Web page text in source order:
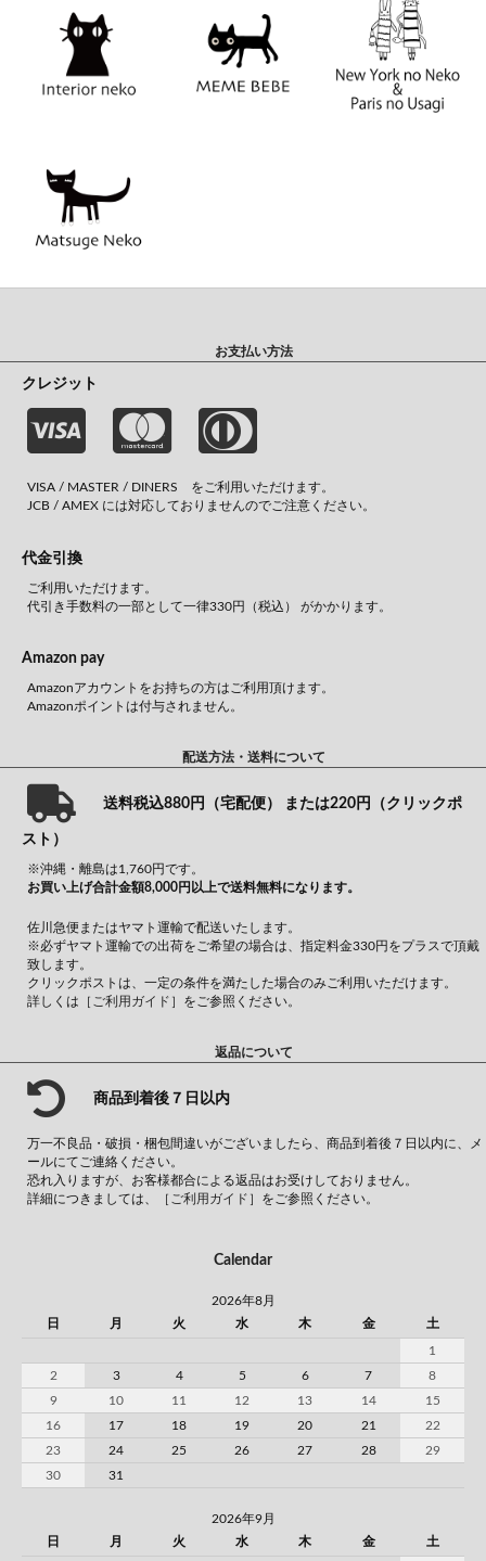
お支払い方法
クレジット
VISA / MASTER / DINERS をご利用いただけます。
JCB / AMEX には対応しておりませんのでご注意ください。
代金引換
ご利用いただけます。
代引き手数料の一部として一律330円（税込） がかかります。
Amazon pay
Amazonアカウントをお持ちの方はご利用頂けます。
Amazonポイントは付与されません。
配送方法・送料について
送料税込880円（宅配便） または220円（クリックポ
スト）
※沖縄・離島は1,760円です。
お買い上げ合計金額8,000円以上で送料無料になります。
佐川急便またはヤマト運輸で配送いたします。
※必ずヤマト運輸での出荷をご希望の場合は、指定料金330円をプラスで頂戴
致します。
クリックポストは、一定の条件を満たした場合のみご利用いただけます。
詳しくは ［ご利用ガイド］ をご参照ください。
返品について
商品到着後７日以内
万一不良品・破損・梱包間違いがございましたら、商品到着後７日以内に、メ
ールにてご連絡ください。
恐れ入りますが、お客様都合による返品はお受けしておりません。
詳細につきましては、
［ご利用ガイド］ をご参照ください。
Calendar
2026年8月
日
月 火 水 木 金 土
1
2
3 4 5 6 7
8
9
10 11 12 13 14
15
16
17 18 19 20 21
22
23
24 25 26 27 28
29
30
31
2026年9月
日
月 火 水 木 金 土